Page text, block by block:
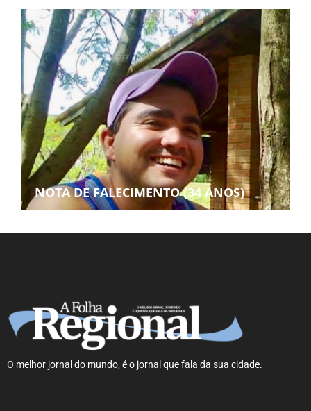
NOTA DE FALECIMENTO (34 ANOS)
O melhor jornal do mundo, é o jornal que fala da sua cidade.